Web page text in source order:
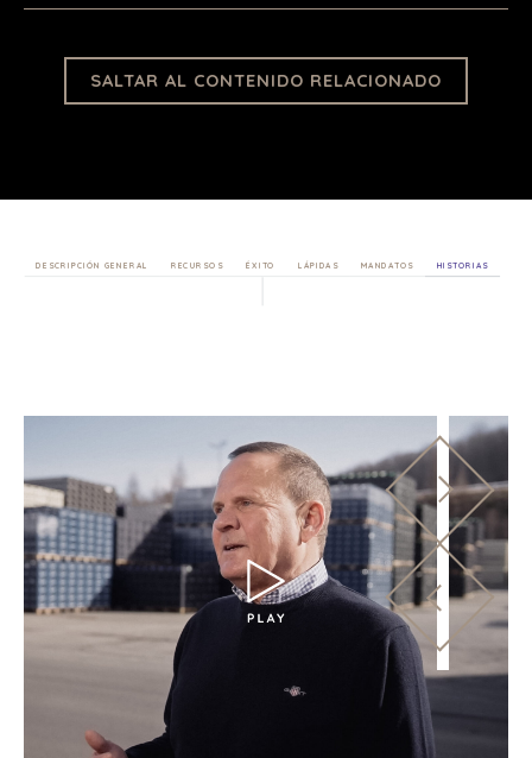
SALTAR AL CONTENIDO RELACIONADO
DESCRIPCIÓN GENERAL RECURSOS ÉXITO LÁPIDAS MANDATOS HISTORIAS